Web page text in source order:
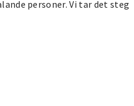
personer. Vi tar det steg